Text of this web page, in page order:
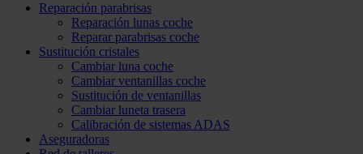
Reparación parabrisas
Reparación lunas coche
Reparar parabrisas coche
Sustitución cristales
Cambiar luna coche
Cambiar ventanillas coche
Sustitución de ventanillas
Cambiar luneta trasera
Calibración de sistemas ADAS
Aseguradoras